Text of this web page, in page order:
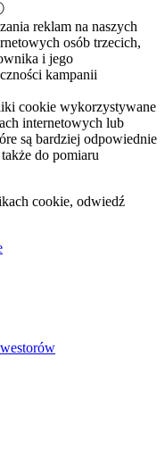
reklam na naszych
osób trzecich,
i jego
kampanii
cookie wykorzystywane
internetowych lub
są bardziej odpowiednie
do pomiaru
cookie, odwiedź